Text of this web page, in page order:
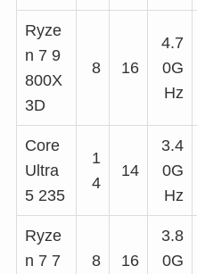
Ryze
n 7 9
800X
3D
8 16
4.7
0G
Hz
Core
Ultra
5 235
1
4
14
3.4
0G
Hz
Ryze
n 7 7
8 16
3.8
0G